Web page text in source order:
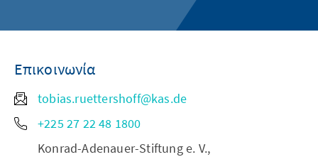
Επικοινωνία
tobias.ruettershoff@kas.de
+225 27 22 48 1800
Konrad-Adenauer-Stiftung e. V.,